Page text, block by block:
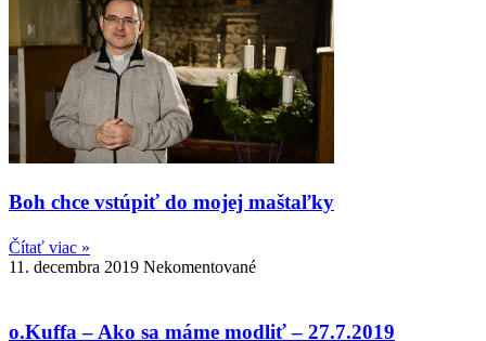
Boh chce vstúpiť do mojej maštaľky
Čítať viac »
11. decembra 2019 Nekomentované
o.Kuffa – Ako sa máme modliť – 27.7.2019